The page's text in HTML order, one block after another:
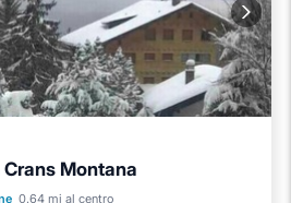
Montana
0.64 mi al centroBalcón/Terraza